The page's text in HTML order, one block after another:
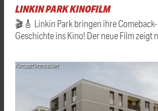
LINKIN PARK KINOFILM
🎬🎸 Linkin Park bringen ihre Comeback-
Geschichte ins Kino! Der neue Film zeigt
Konzept Immobilien